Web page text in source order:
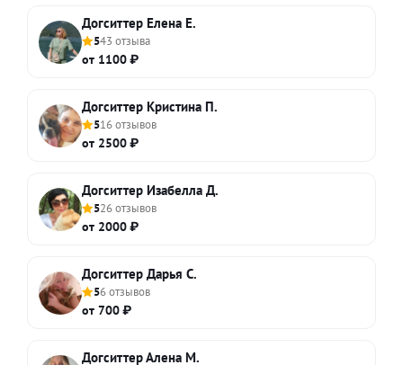
Догситтер Елена Е.
543 отзыва
от 1100 ₽
Догситтер Кристина П.
516 отзывов
от 2500 ₽
Догситтер Изабелла Д.
526 отзывов
от 2000 ₽
Догситтер Дарья С.
56 отзывов
от 700 ₽
Догситтер Алена М.